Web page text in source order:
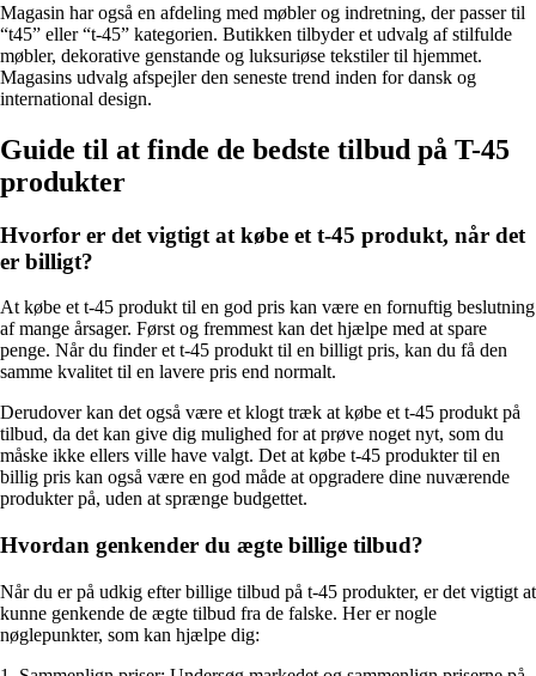
Magasin har også en afdeling med møbler og indretning, der passer til
“t45” eller “t-45” kategorien. Butikken tilbyder et udvalg af stilfulde
møbler, dekorative genstande og luksuriøse tekstiler til hjemmet.
Magasins udvalg afspejler den seneste trend inden for dansk og
international design.
Guide til at finde de bedste tilbud på T-45
produkter
Hvorfor er det vigtigt at købe et t-45 produkt, når det
er billigt?
At købe et t-45 produkt til en god pris kan være en fornuftig beslutning
af mange årsager. Først og fremmest kan det hjælpe med at spare
penge. Når du finder et t-45 produkt til en billigt pris, kan du få den
samme kvalitet til en lavere pris end normalt.
Derudover kan det også være et klogt træk at købe et t-45 produkt på
tilbud, da det kan give dig mulighed for at prøve noget nyt, som du
måske ikke ellers ville have valgt. Det at købe t-45 produkter til en
billig pris kan også være en god måde at opgradere dine nuværende
produkter på, uden at sprænge budgettet.
Hvordan genkender du ægte billige tilbud?
Når du er på udkig efter billige tilbud på t-45 produkter, er det vigtigt at
kunne genkende de ægte tilbud fra de falske. Her er nogle
nøglepunkter, som kan hjælpe dig: